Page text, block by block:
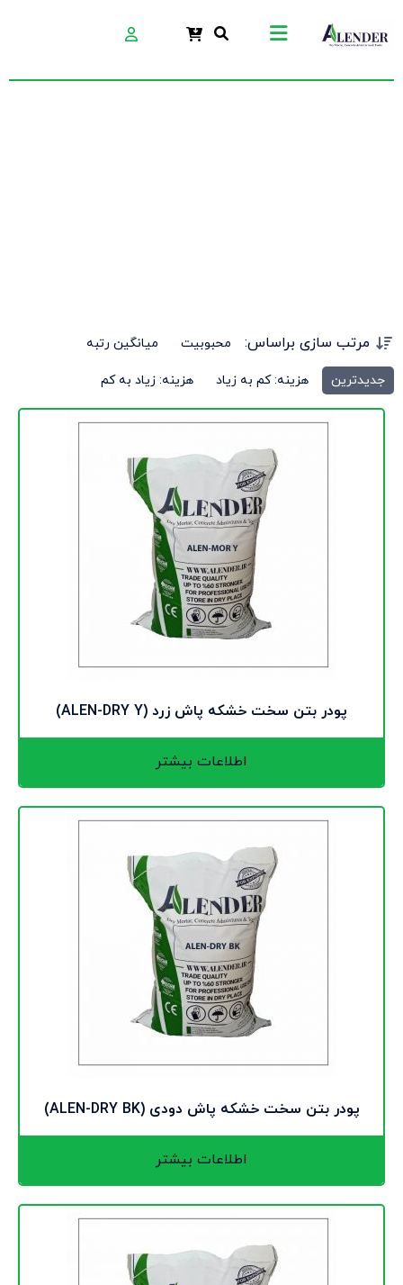
مرتب سازی براساس: محبوبیت میانگین رتبه
جدیدترین هزینه: کم به زیاد هزینه: زیاد به کم
پودر بتن سخت خشکه پاش زرد (ALEN-DRY Y)
اطلاعات بیشتر
پودر بتن سخت خشکه پاش دودی (ALEN-DRY BK)
اطلاعات بیشتر